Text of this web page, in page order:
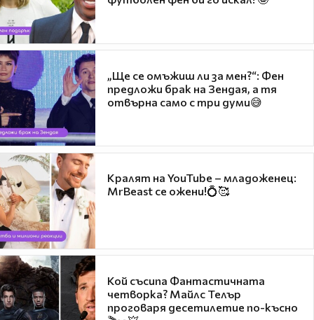
„Ще се омъжиш ли за мен?“: Фен
предложи брак на Зендая, а тя
отвърна само с три думи😅
Кралят на YouTube – младоженец:
MrBeast се ожени!💍🥰
Кой съсипа Фантастичната
четворка? Майлс Телър
проговаря десетилетие по-късно